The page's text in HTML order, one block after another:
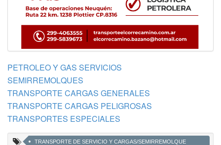
PETROLEO Y GAS SERVICIOS
SEMIRREMOLQUES
TRANSPORTE CARGAS GENERALES
TRANSPORTE CARGAS PELIGROSAS
TRANSPORTES ESPECIALES
TRANSPORTE DE SERVICIO Y CARGAS/SEMIRREMOLQUE